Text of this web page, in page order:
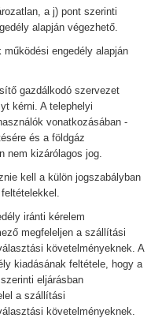
a j) pont szerinti
alapján végezhető.
engedély alapján
gazdálkodó szervezet
kérni. A telephelyi
vonatkozásában -
és a földgáz
nem kizárólagos jog.
kell a külön jogszabályban
iránti kérelem
megfeleljen a szállítási
követelményeknek. A
kiadásának feltétele, hogy a
eljárásban
a szállítási
követelményeknek.